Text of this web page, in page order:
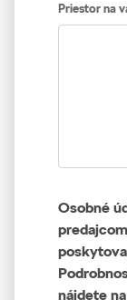
Priestor na
Osobné
nájdete